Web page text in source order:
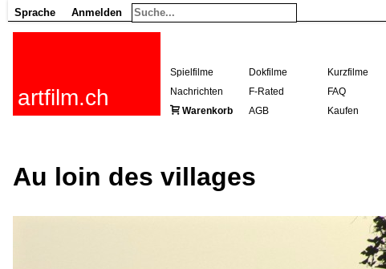
Sprache Anmelden
artfilm.ch
Spielfilme Dokfilme Kurzfilme
Nachrichten
F-Rated FAQ
Warenkorb
AGB Kaufen
Au loin des villages